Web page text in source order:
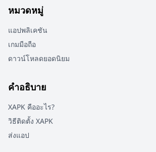
หมวดหมู่
แอปพลิเคชัน
เกมมือถือ
ดาวน์โหลดยอดนิยม
คำอธิบาย
XAPK คืออะไร?
วิธีติดตั้ง XAPK
ส่งแอป